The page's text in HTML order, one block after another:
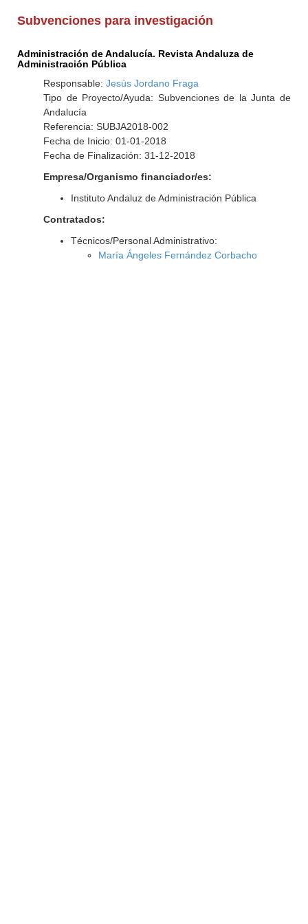
Subvenciones para investigación
Administración de Andalucía. Revista Andaluza de
Administración Pública
Responsable: Jesús Jordano Fraga
Tipo de Proyecto/Ayuda: Subvenciones de la Junta de
Andalucía
Referencia: SUBJA2018-002
Fecha de Inicio: 01-01-2018
Fecha de Finalización: 31-12-2018
Empresa/Organismo financiador/es:
Instituto Andaluz de Administración Pública
Contratados:
Técnicos/Personal Administrativo:
María Ángeles Fernández Corbacho